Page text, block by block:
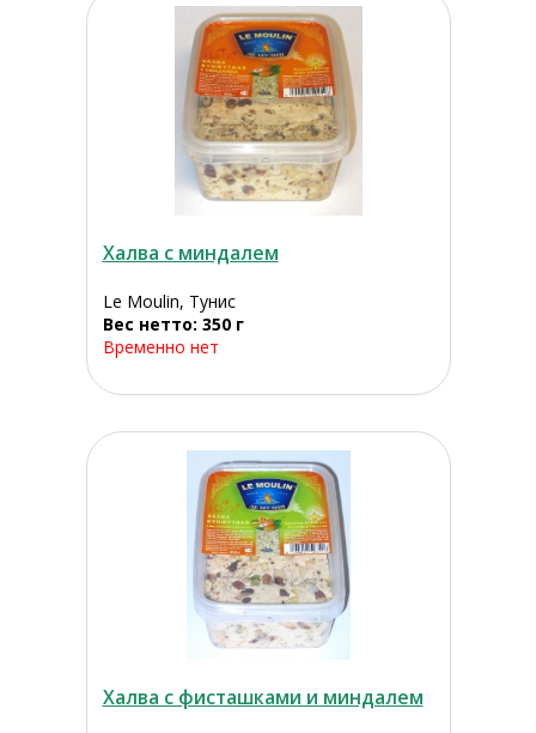
Халва с миндалем
Le Moulin, Тунис
Вес нетто: 350 г
Временно нет
Халва с фисташками и миндалем